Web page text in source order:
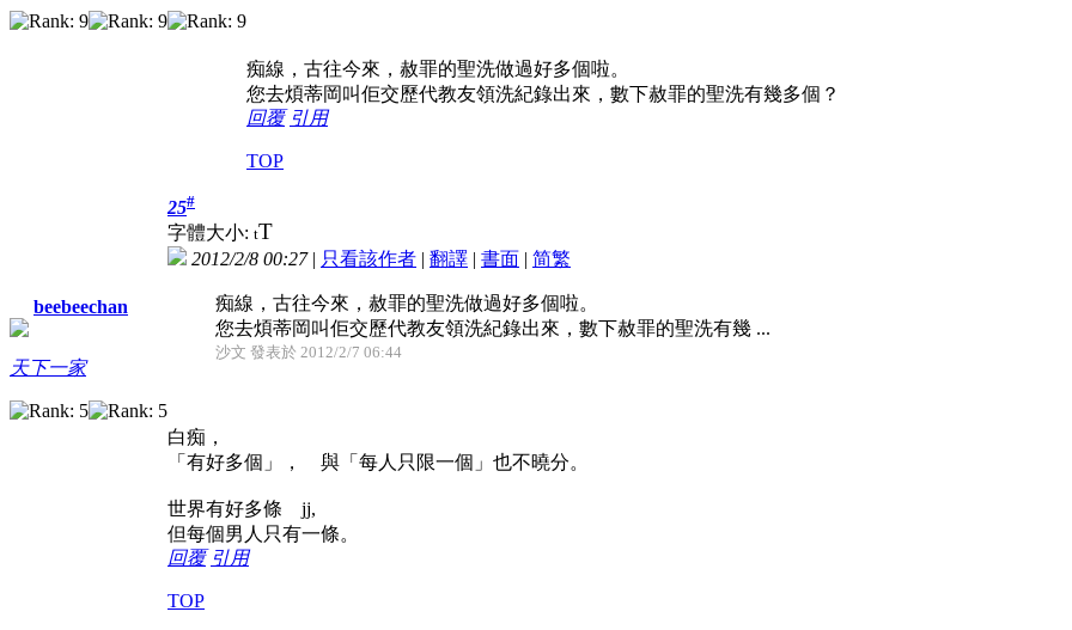
痴線，古往今來，赦罪的聖洗做過好多個啦。
您去煩蒂岡叫佢交歷代教友領洗紀錄出來，數下赦罪的聖洗有幾多個？
回覆 引用
TOP
beebeechan
天下一家
25#
字體大小: tT
2012/2/8 00:27| 只看該作者 | 翻譯 | 書面 | 简繁
痴線，古往今來，赦罪的聖洗做過好多個啦。
您去煩蒂岡叫佢交歷代教友領洗紀錄出來，數下赦罪的聖洗有幾 ...
沙文 發表於 2012/2/7 06:44
白痴，
「有好多個」， 與「每人只限一個」也不曉分。
世界有好多條 jj,
但每個男人只有一條。
回覆 引用
TOP